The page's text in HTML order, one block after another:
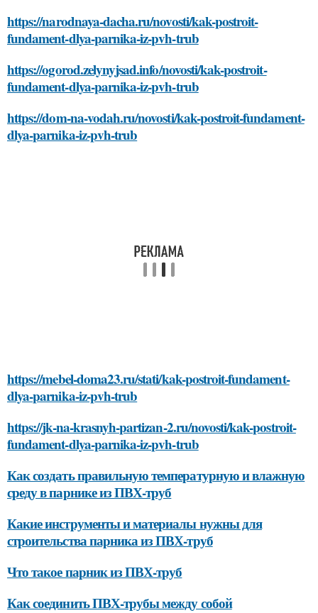
https://narodnaya-dacha.ru/novosti/kak-postroit-
fundament-dlya-parnika-iz-pvh-trub
https://ogorod.zelynyjsad.info/novosti/kak-postroit-
fundament-dlya-parnika-iz-pvh-trub
https://dom-na-vodah.ru/novosti/kak-postroit-fundament-
dlya-parnika-iz-pvh-trub
https://mebel-doma23.ru/stati/kak-postroit-fundament-
dlya-parnika-iz-pvh-trub
https://jk-na-krasnyh-partizan-2.ru/novosti/kak-postroit-
fundament-dlya-parnika-iz-pvh-trub
Как создать правильную температурную и влажную
среду в парнике из ПВХ-труб
Какие инструменты и материалы нужны для
строительства парника из ПВХ-труб
Что такое парник из ПВХ-труб
Как соединить ПВХ-трубы между собой